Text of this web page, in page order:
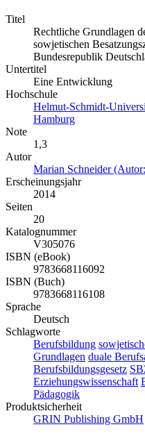
Titel
Rechtliche Grundlagen
sowjetischen
Bundesrepublik
Untertitel
Eine Entwicklung
Hochschule
Helmut-Schmidt-
Hamburg
Note
1,3
Autor
Marian Schneider
Erscheinungsjahr
2014
Seiten
20
Katalognummer
V305076
ISBN (eBook)
9783668116092
ISBN (Buch)
9783668116108
Sprache
Deutsch
Schlagworte
Berufsbildung
Grundlagen duale
Berufsbildungsgesetz
Erziehungswissenschaft
Pädagogik
Produktsicherheit
GRIN Publishing GmbH